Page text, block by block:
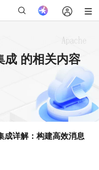
的相关内容
详解：构建高效消息